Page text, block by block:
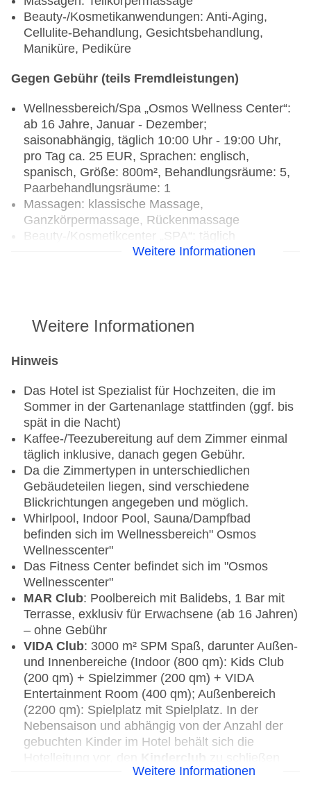
Beauty-/Kosmetikanwendungen: Anti-Aging,
Cellulite-Behandlung, Gesichtsbehandlung,
Maniküre, Pediküre
Gegen Gebühr (teils Fremdleistungen)
Wellnessbereich/Spa „Osmos Wellness Center“:
ab 16 Jahre, Januar - Dezember;
saisonabhängig, täglich 10:00 Uhr - 19:00 Uhr,
pro Tag ca. 25 EUR, Sprachen: englisch,
spanisch, Größe: 800m², Behandlungsräume: 5,
Paarbehandlungsräume: 1
Massagen: klassische Massage,
Ganzkörpermassage, Rückenmassage
Beauty-/Kosmetikcenter „SPA“: täglich
Weitere Informationen
Weitere Informationen
Hinweis
Das Hotel ist Spezialist für Hochzeiten, die im
Sommer in der Gartenanlage stattfinden (ggf. bis
spät in die Nacht)
Kaffee-/Teezubereitung auf dem Zimmer einmal
täglich inklusive, danach gegen Gebühr.
Da die Zimmertypen in unterschiedlichen
Gebäudeteilen liegen, sind verschiedene
Blickrichtungen angegeben und möglich.
Whirlpool, Indoor Pool, Sauna/Dampfbad
befinden sich im Wellnessbereich" Osmos
Wellnesscenter"
Das Fitness Center befindet sich im "Osmos
Wellnesscenter"
MAR Club: Poolbereich mit Balidebs, 1 Bar mit
Terrasse, exklusiv für Erwachsene (ab 16 Jahren)
– ohne Gebühr
VIDA Club: 3000 m² SPM Spaß, darunter Außen-
und Innenbereiche (Indoor (800 qm): Kids Club
(200 qm) + Spielzimmer (200 qm) + VIDA
Entertainment Room (400 qm); Außenbereich
(2200 qm): Spielplatz mit Spielplatz. In der
Nebensaison und abhängig von der Anzahl der
gebuchten Kinder im Hotel behält sich die
Kinderclub
zu schließen
oder nur am Wochenende zu öffnen (Fr/Sa/So
Weitere Informationen